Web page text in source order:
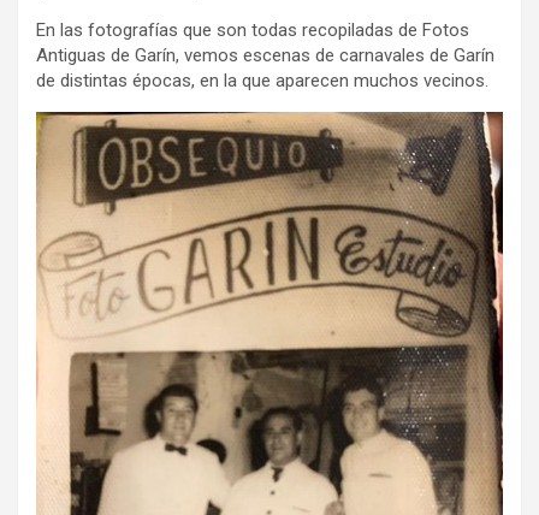
En las fotografías que son todas recopiladas de Fotos
Antiguas de Garín, vemos escenas de carnavales de Garín
de distintas épocas, en la que aparecen muchos vecinos.